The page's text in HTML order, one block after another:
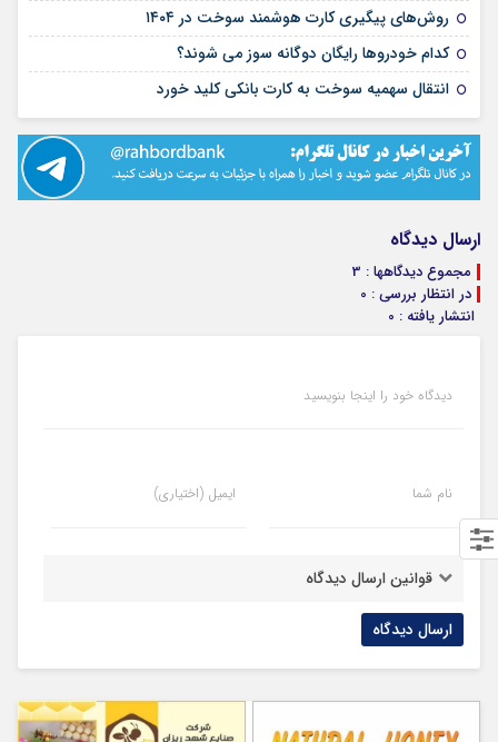
روش‌های پیگیری کارت هوشمند سوخت در ۱۴۰۴
کدام خودروها رایگان دوگانه سوز می شوند؟
انتقال سهمیه سوخت به کارت بانکی کلید خورد
ارسال دیدگاه
مجموع دیدگاهها : 3
در انتظار بررسی : 0
انتشار یافته : 0
دیدگاه خود را اینجا بنویسید
نام شما ایمیل (اختیاری)
قوانین ارسال دیدگاه